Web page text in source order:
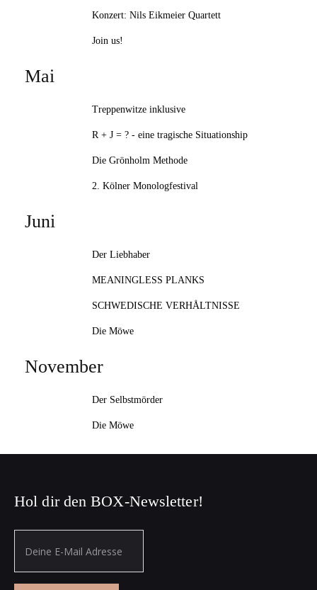
Konzert: Nils Eikmeier Quartett
Join us!
Mai
Treppenwitze inklusive
R + J = ? - eine tragische Situationship
Die Grönholm Methode
2. Kölner Monologfestival
Juni
Der Liebhaber
MEANINGLESS PLANKS
SCHWEDISCHE VERHÅLTNISSE
Die Möwe
November
Der Selbstmörder
Die Möwe
Hol dir den BOX-Newsletter!